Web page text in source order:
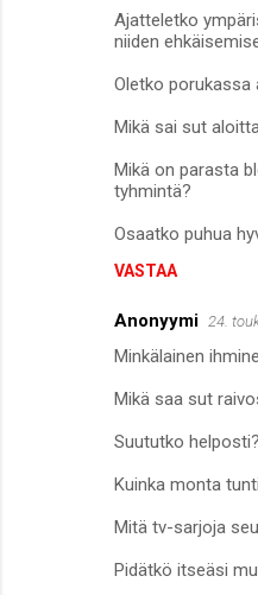
Ajatteletko
niiden
Oletko porukassa
Mikä sai sut
Mikä on parasta
tyhmintä?
Osaatko puhua
VASTAA
Anonyymi 24.
Minkälainen
Mikä saa sut
Suututko helposti?
Kuinka monta
Mitä tv-sarjoja
Pidätkö itseäsi